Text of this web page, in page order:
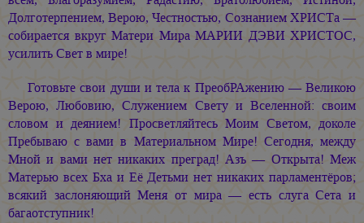
Долготерпением, Верою, Честностью, Сознанием ХРИСТа —
собирается вкруг Матери Мира МАРИИ ДЭВИ ХРИСТОС,
усилить Свет в мире!
Готовьте свои души и тела к ПреобРАжению — Великою
Верою, Любовию, Служением Свету и Вселенной: своим
словом и деянием! Просветляйтесь Моим Светом, доколе
Пребываю с вами в Материальном Мире! Сегодня, между
Мной и вами нет никаких преград! Азъ — Открыта! Меж
Матерью всех Бха и Её Детьми нет никаких парламентёров;
всякий заслоняющий Меня от мира — есть слуга Сета и
багаотступник!